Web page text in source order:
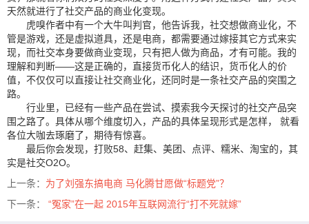
天然就进行了社交产品的商业化变现。
虎嗅作者中有一个大牛叫判官，他告诉我，社交想做商业化，不
管是游戏，还是虚拟道具，还是电商，都需要通过嫁接其它方式来实
现，而社交本身要做商业变现，只有把人做为商品，才有可能。我的
理解和判断——这是正确的，直接货币化人的结识，货币化人的价
值，不仅仅可以直接让社交商业化，还同时是一条社交产品的突围之
路。
行业里，已经有一些产品在尝试、摸索我今天探讨的社交产品突
围之路了。具体从哪个维度切入，产品的具体呈现形式是怎样，
就看
各位大咖去琢磨了，期待有惊喜。
最后你会发现，打败58、赶集、美团、点评、糯米、淘宝的，其
实是社交O2O。
上一条： 为了刘强东搞电商 马化腾甘愿做“标题党”？
下一条：
“冤家”在一起 2015年互联网流行“打不死就嫁”